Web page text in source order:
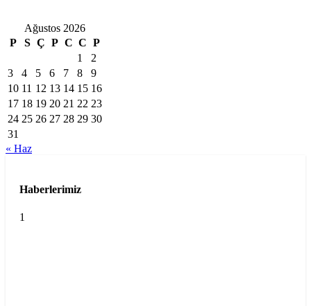
Ağustos 2026
P
S Ç P C C P
1
2
3
4 5 6 7 8
9
10 11 12 13 14 15 16
17 18 19 20 21 22 23
24 25 26 27 28 29 30
31
« Haz
Haberlerimiz
1